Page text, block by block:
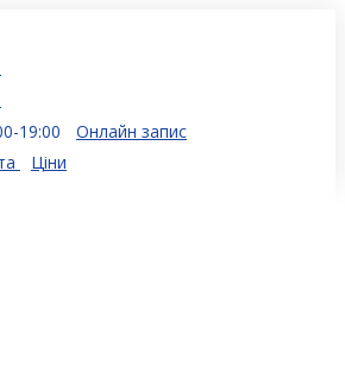
19:00
Онлайн запис
Ціни